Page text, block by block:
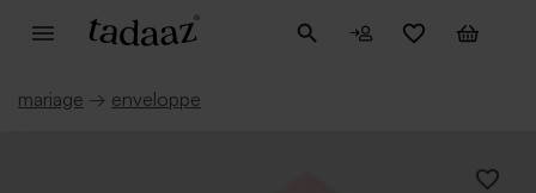
mariage → enveloppe